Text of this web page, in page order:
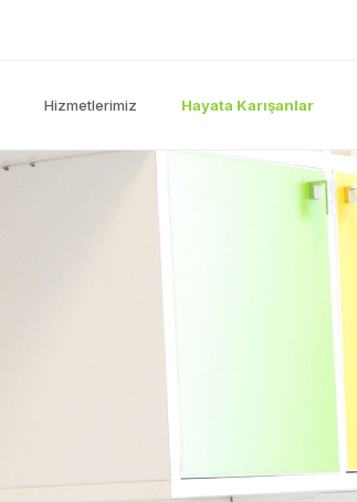
Hizmetlerimiz Hayata Karışanlar